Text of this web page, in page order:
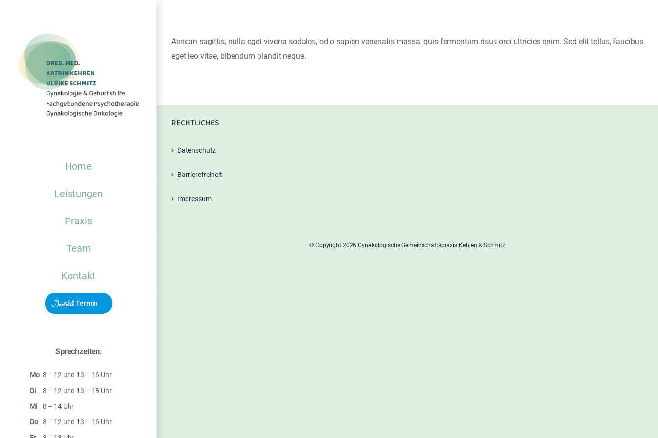
Home
Leistungen
Praxis
Team
Kontakt
Termin
Sprechzeiten:
Mo 8 – 12 und 13 – 16 Uhr
Di
8 – 12 und 13 – 18 Uhr
Mi
8 – 14 Uhr
Do 8 – 12 und 13 – 16 Uhr
Aenean sagittis, nulla eget viverra sodales, odio sapien venenatis massa, quis fermentum risus orci ultricies enim. Sed elit tellus, faucibus
eget leo vitae, bibendum blandit neque.
RECHTLICHES
Datenschutz
Barrierefreiheit
Impressum
© Copyright 2026 Gynäkologische Gemeinschaftspraxis Kehren & Schmitz